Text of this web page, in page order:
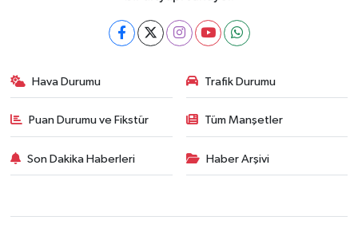
Hava Durumu Trafik Durumu
Puan Durumu ve Fikstür Tüm Manşetler
Son Dakika Haberleri Haber Arşivi